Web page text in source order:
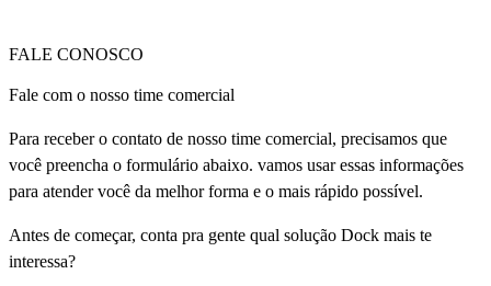
FALE CONOSCO
Fale com o nosso time comercial
Para receber o contato de nosso time comercial, precisamos que
você preencha o formulário abaixo. vamos usar essas informações
para atender você da melhor forma e o mais rápido possível.
Antes de começar, conta pra gente qual solução Dock mais te
interessa?